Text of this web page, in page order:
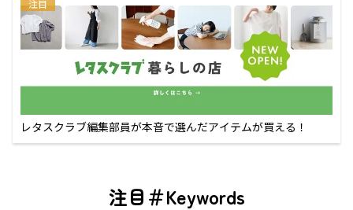
注目
レタスクラブ編集部員が本音で選んだアイテムが買える！
注目＃Keywords